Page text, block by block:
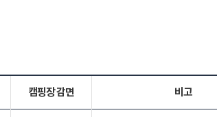
캠핑장 감면 비고